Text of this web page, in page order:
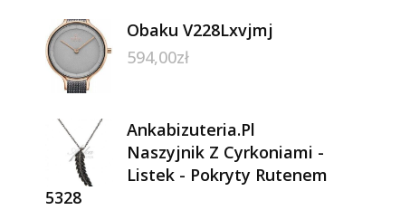
Obaku V228Lxvjmj
594,00zł
Ankabizuteria.Pl
Naszyjnik Z Cyrkoniami -
Listek - Pokryty Rutenem
5328